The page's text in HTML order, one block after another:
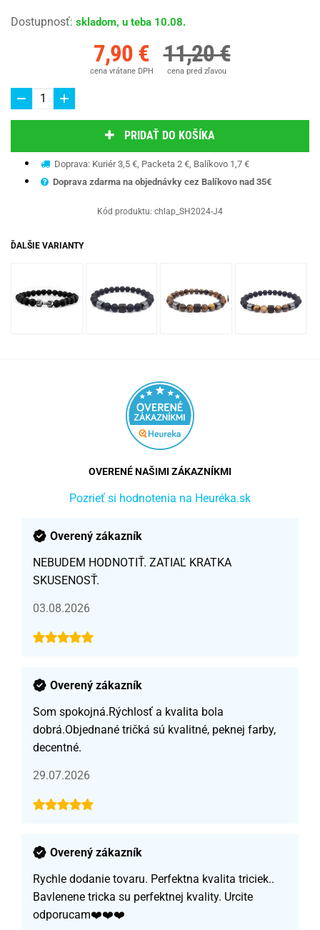
Dostupnosť: skladom, u teba 10.08.
7,90 €
cena vrátane DPH
11,20 €
cena pred zľavou
PRIDAŤ DO KOŠÍKA
Doprava: Kuriér 3,5 €, Packeta 2 €, Balíkovo 1,7 €
Doprava zdarma na objednávky cez Balíkovo nad 35€
Kód produktu: chlap_SH2024-J4
ĎALŠIE VARIANTY
OVERENÉ NAŠIMI ZÁKAZNÍKMI
Pozrieť si hodnotenia na Heuréka.sk
Overený zákazník
NEBUDEM HODNOTIŤ. ZATIAĽ KRATKA
SKUSENOSŤ.
03.08.2026
Overený zákazník
Som spokojná.Rýchlosť a kvalita bola
dobrá.Objednané tričká sú kvalitné, peknej farby,
decentné.
29.07.2026
Overený zákazník
Rychle dodanie tovaru. Perfektna kvalita triciek..
Bavlenene tricka su perfektnej kvality. Urcite
odporucam❤️❤️❤️